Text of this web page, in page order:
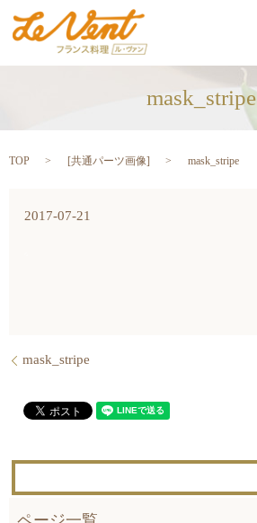
mask_stripe
TOP [共通パーツ画像] mask_stripe
2017-07-21
mask_stripe